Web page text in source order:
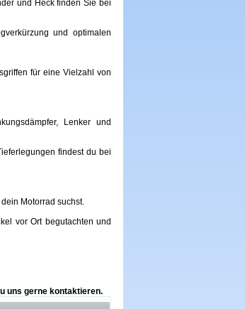
und Heck finden Sie bei
und optimalen
für eine Vielzahl von
Lenker und
findest du bei
Motorrad suchst.
vor Ort begutachten und
uns gerne kontaktieren.